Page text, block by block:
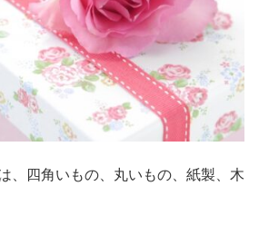
、四角いもの、丸いもの、紙製、木